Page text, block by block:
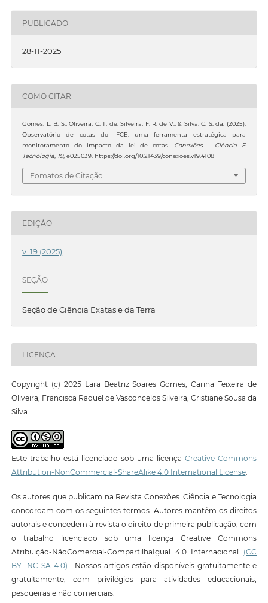
PUBLICADO
28-11-2025
COMO CITAR
Gomes, L. B. S., Oliveira, C. T. de, Silveira, F. R. de V., & Silva, C. S. da. (2025).
Observatório de cotas do IFCE: uma ferramenta estratégica para
monitoramento do impacto da lei de cotas. Conexões - Ciência E
Tecnologia, 19, e025039. https://doi.org/10.21439/conexoes.v19.4108
Fomatos de Citação
EDIÇÃO
v. 19 (2025)
SEÇÃO
Seção de Ciência Exatas e da Terra
LICENÇA
Copyright (c) 2025 Lara Beatriz Soares Gomes, Carina Teixeira de
Oliveira, Francisca Raquel de Vasconcelos Silveira, Cristiane Sousa da
Silva
Este trabalho está licenciado sob uma licençaCreative Commons
Attribution-NonCommercial-ShareAlike 4.0 International License.
Os autores que publicam na Revista Conexões: Ciência e Tecnologia
concordam com os seguintes termos: Autores mantêm os direitos
autorais e concedem à revista o direito de primeira publicação, com
o trabalho licenciado sob uma licença Creative Commons
Atribuição-NãoComercial-CompartilhaIgual 4.0 Internacional (CC
BY -NC-SA 4.0) . Nossos artigos estão disponíveis gratuitamente e
gratuitamente, com privilégios para atividades educacionais,
pesqueiras e não comerciais.